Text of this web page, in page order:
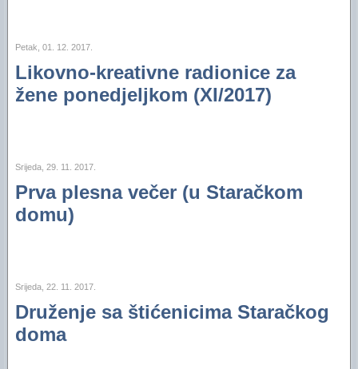
Petak, 01. 12. 2017.
Likovno-kreativne radionice za
žene ponedjeljkom (XI/2017)
Srijeda, 29. 11. 2017.
Prva plesna večer (u Staračkom
domu)
Srijeda, 22. 11. 2017.
Druženje sa štićenicima Staračkog
doma